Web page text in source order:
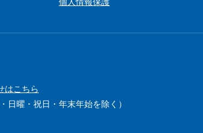
はこちら
日曜・祝日・年末年始を除く）